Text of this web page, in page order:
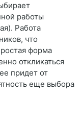
работы
Работа
что
форма
откликаться
придет от
еще выбора